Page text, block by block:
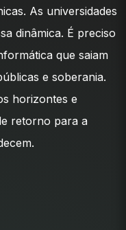
As universidades
dinâmica. É preciso
que saiam
e soberania.
horizontes e
retorno para a